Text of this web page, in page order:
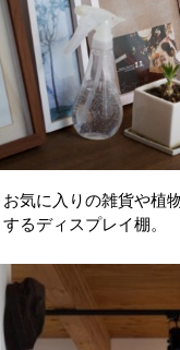
お気に入りの雑貨や植
するディスプレイ棚。